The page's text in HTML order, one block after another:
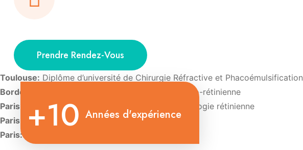
Prendre Rendez-Vous
Toulouse: Diplôme d’université de Chirurgie Réfractive et Phacoémulsification
Bordeaux:
Diplôme d’Université de Chirurgie vitréo-rétinienne
Paris:
Diplôme d’Université d’Imagerie et de pathologie rétinienne
Paris:
Diplôme d’Université de Contactologie.
Paris:Diplôme d’oculoplastie esthétique
+10 Années d'expérience